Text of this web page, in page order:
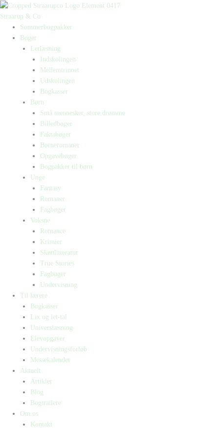
Straarup & Co
Sommerbogpakker
Bøger
Letlæsning
Indskolingen
Mellemtrinnet
Udskolingen
Bogkasser
Børn
Små mennesker, store drømme
Billedbøger
Faktabøger
Børneromaner
Opgavebøger
Bogpakker til børn
Unge
Fantasy
Romaner
Fagbøger
Voksne
Romance
Krimier
Skønlitteratur
True Stories
Fagbøger
Undervisning
Til lærere
Bogkasser
Lix og let-tal
Universlæsning
Elevopgaver
Undervisningsforløb
Messekalender
Aktuelt
Artikler
Blog
Bogtrailere
Om os
Kontakt